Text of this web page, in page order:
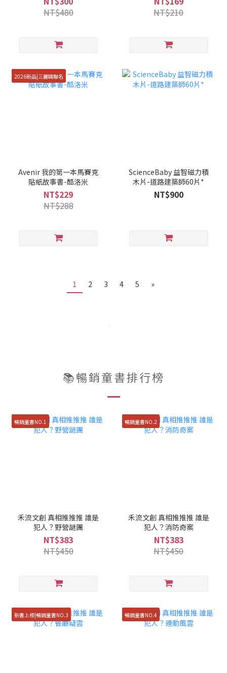
NT$480
NT$210
2026新品|三麗鷗聯名
Avenir 我的第一本馬賽克
貼紙故事書-酷洛米
NT$229
NT$288
ScienceBaby 益智磁力積
木片-道路建築師60片*
NT$900
1 2 3 4 5 »
📚暢銷童書排行榜
暢銷童書NO.1
禾流文創 真相推推推 誰是
犯人？野營謎團
NT$383
NT$450
暢銷童書NO.2
禾流文創 真相推推推 誰是
犯人？消防奇案
NT$383
NT$450
新書上榜|暢銷童書NO.3 暢銷童書NO.4